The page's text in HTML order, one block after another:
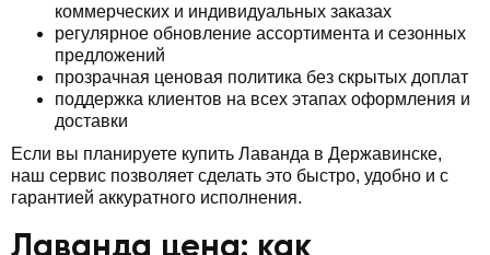
коммерческих и индивидуальных заказах
регулярное обновление ассортимента и сезонных
предложений
прозрачная ценовая политика без скрытых доплат
поддержка клиентов на всех этапах оформления и
доставки
Если вы планируете купить Лаванда в Державинске,
наш сервис позволяет сделать это быстро, удобно и с
гарантией аккуратного исполнения.
Лаванда цена: как